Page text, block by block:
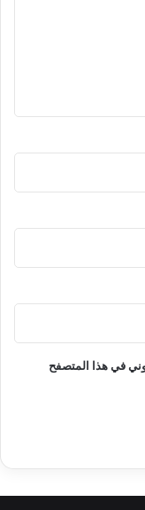
في هذا المتصفح